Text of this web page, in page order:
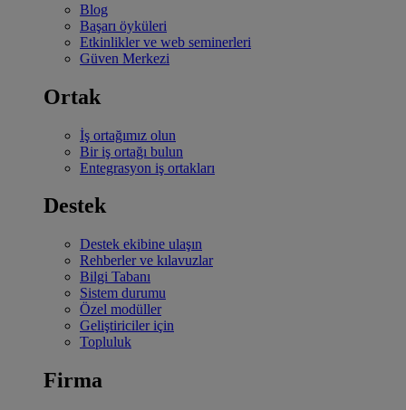
Blog
Başarı öyküleri
Etkinlikler ve web seminerleri
Güven Merkezi
Ortak
İş ortağımız olun
Bir iş ortağı bulun
Entegrasyon iş ortakları
Destek
Destek ekibine ulaşın
Rehberler ve kılavuzlar
Bilgi Tabanı
Sistem durumu
Özel modüller
Geliştiriciler için
Topluluk
Firma